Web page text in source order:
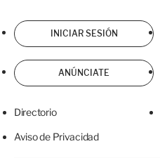
INICIAR SESIÓN
ANÚNCIATE
Directorio
Aviso de Privacidad